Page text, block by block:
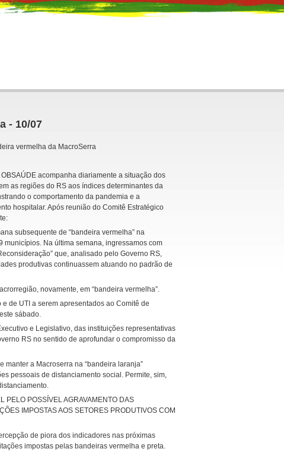
- 10/07
vermelha da MacroSerra
acompanha diariamente a situação dos
as regiões do RS aos índices determinantes da
o comportamento da pandemia e a
hospitalar. Após reunião do Comitê Estratégico
subsequente de “bandeira vermelha” na
municípios. Na última semana, ingressamos com
que, analisado pelo Governo RS,
produtivas continuassem atuando no padrão de
novamente, em “bandeira vermelha”.
de UTI a serem apresentados ao Comitê de
sábado.
e Legislativo, das instituições representativas
RS no sentido de aprofundar o compromisso da
manter a Macroserra na “bandeira laranja”
pessoais de distanciamento social. Permite, sim,
POSSÍVEL AGRAVAMENTO DAS
IMPOSTAS AOS SETORES PRODUTIVOS COM
de piora dos indicadores nas próximas
impostas pelas bandeiras vermelha e preta.